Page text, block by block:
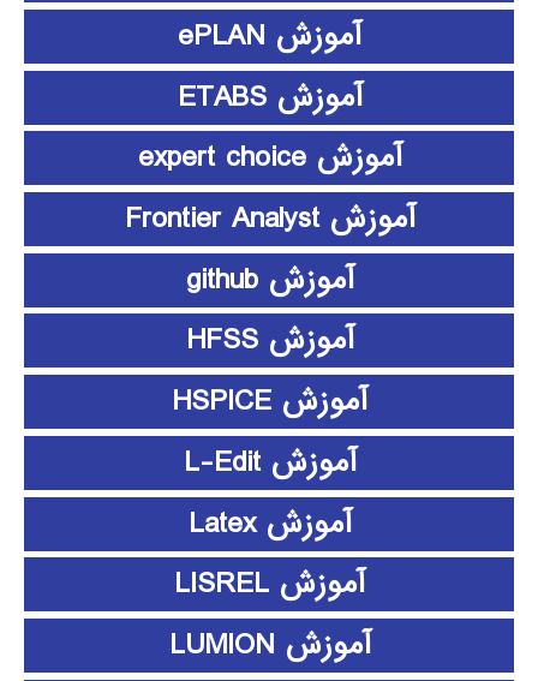
آموزش ePLAN
آموزش ETABS
آموزش expert choice
آموزش Frontier Analyst
آموزش github
آموزش HFSS
آموزش HSPICE
آموزش L-Edit
آموزش Latex
آموزش LISREL
آموزش LUMION